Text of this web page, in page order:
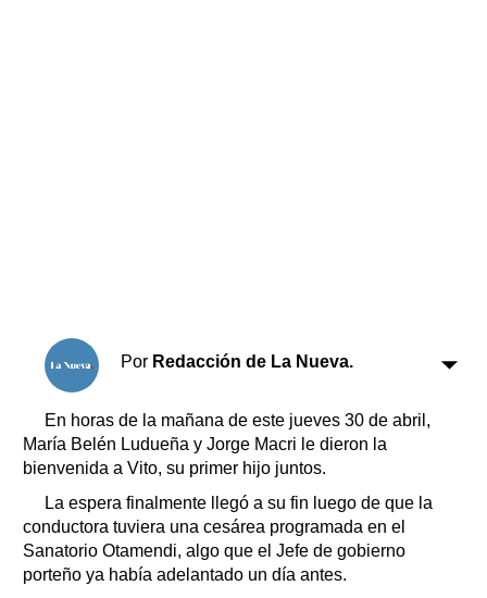
Por Redacción de La Nueva.
En horas de la mañana de este jueves 30 de abril,
María Belén Ludueña y Jorge Macri le dieron la
bienvenida a Vito, su primer hijo juntos.
La espera finalmente llegó a su fin luego de que la
conductora tuviera una cesárea programada en el
Sanatorio Otamendi, algo que el Jefe de gobierno
porteño ya había adelantado un día antes.